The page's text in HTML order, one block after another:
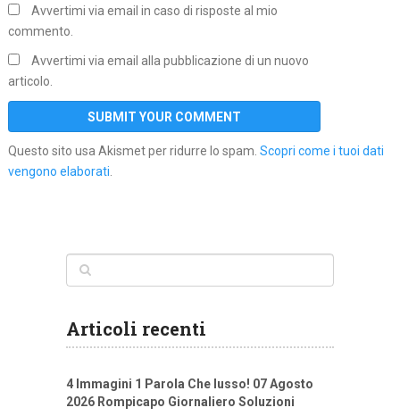
Avvertimi via email in caso di risposte al mio
commento.
Avvertimi via email alla pubblicazione di un nuovo
articolo.
Questo sito usa Akismet per ridurre lo spam. Scopri come i tuoi dati
vengono elaborati.
Articoli recenti
4 Immagini 1 Parola Che lusso! 07 Agosto
2026 Rompicapo Giornaliero Soluzioni